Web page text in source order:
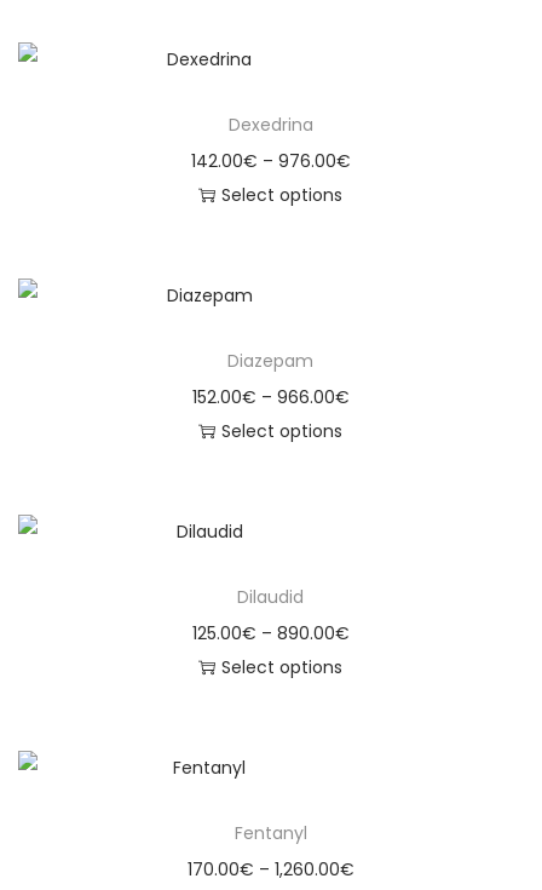
Dexedrina
142.00€ – 976.00€
Select options
Diazepam
152.00€ – 966.00€
Select options
Dilaudid
125.00€ – 890.00€
Select options
Fentanyl
170.00€ – 1,260.00€